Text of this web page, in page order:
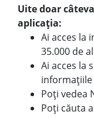
Uite doar
aplicația:
Ai acces la
35.000 de
Ai acces la
Poți vedea
Poți căuta